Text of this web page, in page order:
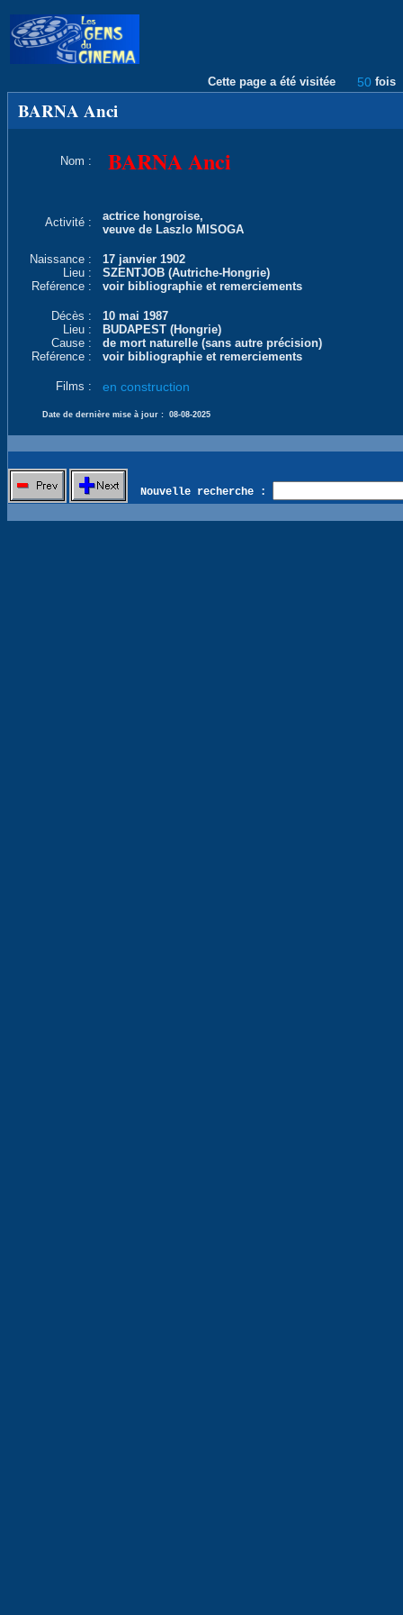
Cette page a été visitée 50 fois
BARNA Anci
Nom : BARNA Anci
Activité :
actrice hongroise,
veuve de Laszlo MISOGA
Naissance :
17 janvier 1902
Lieu :
SZENTJOB (Autriche-Hongrie)
Reférence :
voir bibliographie et remerciements
Décès :
10 mai 1987
Lieu :
BUDAPEST (Hongrie)
Cause :
de mort naturelle (sans autre précision)
Reférence :
voir bibliographie et remerciements
Films : en construction
Date de dernière mise à jour : 08-08-2025
Nouvelle recherche :